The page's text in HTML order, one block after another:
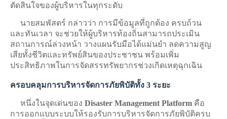
ตัดสินใจของผู้บริหารในทุกระดับ
นายสมพัสตร์ กล่าวว่า การมีข้อมูลที่ถูกต้อง ครบถ้วน
และทันเวลา จะช่วยให้ผู้บริหารท้องถิ่นสามารถประเมิน
สถานการณ์ล่วงหน้า วางแผนรับมือได้แม่นยำ ลดความสูญ
เสียทั้งชีวิตและทรัพย์สินของประชาชน พร้อมเพิ่ม
ประสิทธิภาพในการจัดสรรทรัพยากรช่วงเกิดเหตุฉุกเฉิน
ครอบคลุมการบริหารจัดการภัยพิบัติทั้ง 3 ระยะ
หนึ่งในจุดเด่นของ Disaster Management Platform คือ
การออกแบบระบบให้รองรับการบริหารจัดการภัยพิบัติครบ